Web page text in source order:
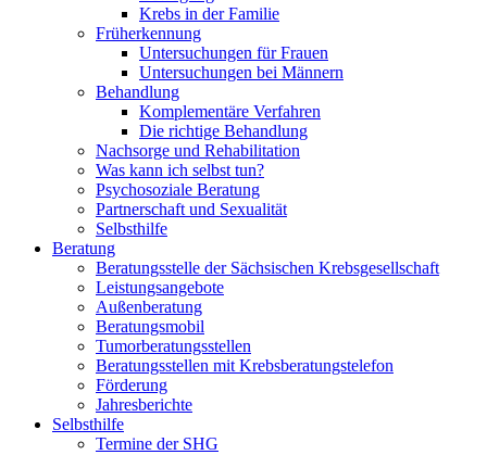
Krebs in der Familie
Früherkennung
Untersuchungen für Frauen
Untersuchungen bei Männern
Behandlung
Komplementäre Verfahren
Die richtige Behandlung
Nachsorge und Rehabilitation
Was kann ich selbst tun?
Psychosoziale Beratung
Partnerschaft und Sexualität
Selbsthilfe
Beratung
Beratungsstelle der Sächsischen Krebsgesellschaft
Leistungsangebote
Außenberatung
Beratungsmobil
Tumorberatungsstellen
Beratungsstellen mit Krebsberatungstelefon
Förderung
Jahresberichte
Selbsthilfe
Termine der SHG